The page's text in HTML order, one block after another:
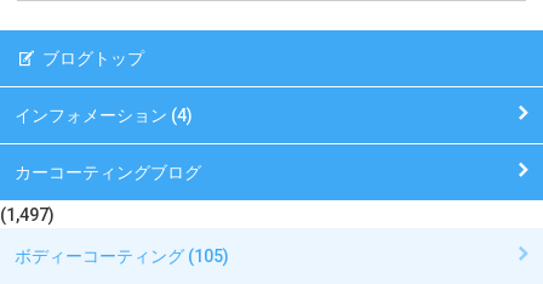
ブログトップ
インフォメーション (4)
カーコーティングブログ
(1,497)
ボディーコーティング (105)